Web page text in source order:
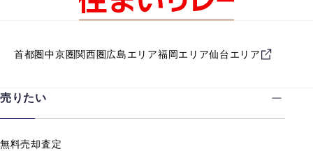
首都圏中京圏関西圏広島エリア福岡エリア仙台エリア
売りたい
無料売却査定